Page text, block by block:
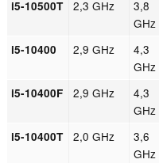
i5-10500T 2,3 GHz
3,8
GHz
i5-10400 2,9 GHz
4,3
GHz
i5-10400F 2,9 GHz
4,3
GHz
i5-10400T 2,0 GHz
3,6
GHz